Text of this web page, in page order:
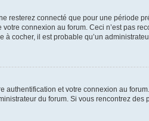
connecté que pour une période
connexion au forum. Ceci n’est pas
cocher, il est probable qu’un
et votre connexion au
du forum. Si vous rencontrez